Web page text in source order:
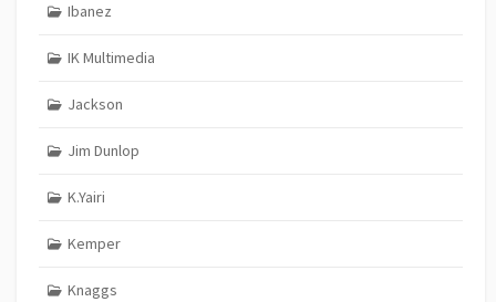
Ibanez
IK Multimedia
Jackson
Jim Dunlop
K.Yairi
Kemper
Knaggs